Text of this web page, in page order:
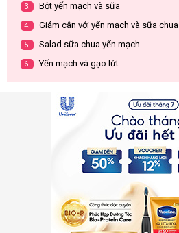
3. Bột yến mạch và sữa
4. Giảm cân với yến mạch và sữa chua
5. Salad sữa chua yến mạch
6. Yến mạch và gạo lứt